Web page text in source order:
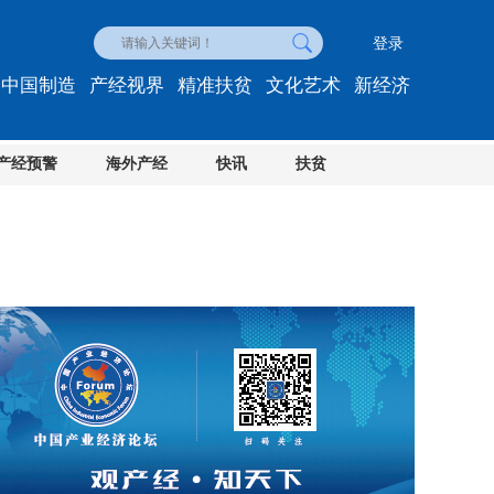
登录
经预警 海外产经 快讯 扶贫
中国制造 产经视界 精准扶贫 文化艺术 新经济